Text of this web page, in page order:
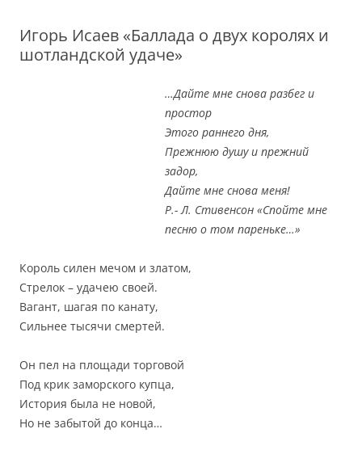
Игорь Исаев «Баллада о двух королях и
шотландской удаче»
…Дайте мне снова разбег и
простор
Этого раннего дня,
Прежнюю душу и прежний
задор,
Дайте мне снова меня!
Р.- Л. Стивенсон «Спойте мне
песню о том пареньке…»
Король силен мечом и златом,
Стрелок – удачею своей.
Вагант, шагая по канату,
Сильнее тысячи смертей.
Он пел на площади торговой
Под крик заморского купца,
История была не новой,
Но не забытой до конца…